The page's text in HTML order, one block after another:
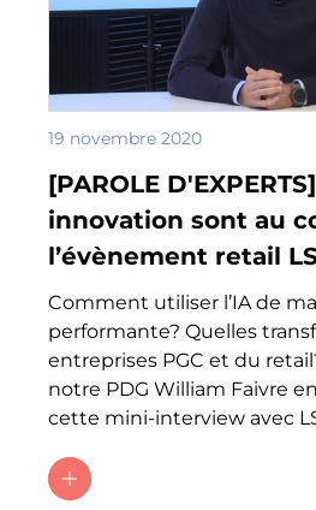
19 novembre 2020
[PAROLE
innovation sont au
l’évènement retail
Comment utiliser l’IA de
performante? Quelles
entreprises PGC et du
notre PDG William Faivre
cette mini-interview avec